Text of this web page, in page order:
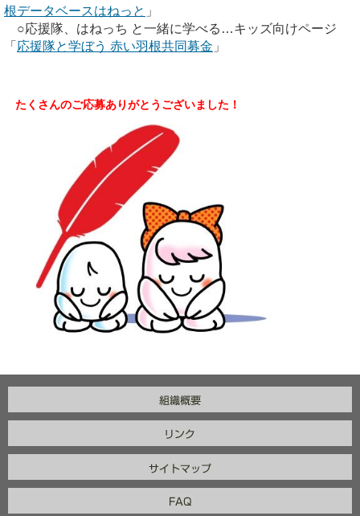
根データベースはねっと 」
○応援隊、はねっち と一緒に学べる…キッズ向けページ
「 応援隊と学ぼう 赤い羽根共同募金 」
たくさんのご応募ありがとうございました！